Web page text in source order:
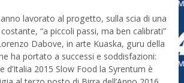
lavorato al progetto, sulla scia di una
“a piccoli passi, ma ben calibrati”
Dabove, in arte Kuaska, guru della
ha portato a successi e soddisfazioni:
d’Italia 2015 Slow Food la Syrentum è